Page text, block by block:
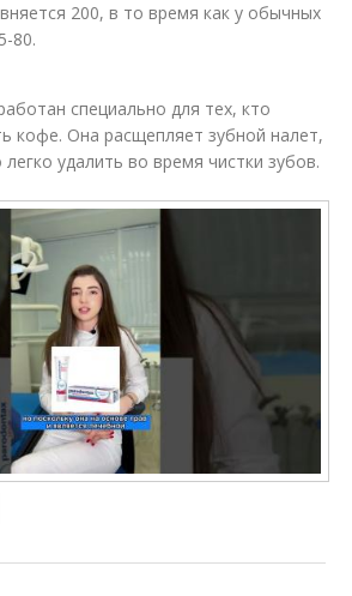
200, в то время как у обычных
80.
специально для тех, кто
кофе. Она расщепляет зубной налет,
удалить во время чистки зубов.